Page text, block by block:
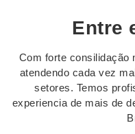
Entre
Com forte consilidação
atendendo cada vez
setores. Temos
experiencia de mais de